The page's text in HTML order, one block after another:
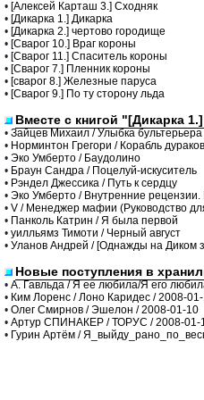
• [Алексей Карташ 3.] Сходняк
• [Дикарка 1.] Дикарка
• [Дикарка 2.] чертово городище
• [Сварог 10.] Враг короны
• [Сварог 11.] Спаситель короны
• [Сварог 7.] Пленник короны
• [сварог 8.] Железные паруса
• [Сварог 9.] По ту сторону льда
Вместе с книгой "[Дикарка
• Зайцев Михаил / Улыбка бультерьера
• Норминтон Грегори / Корабль дураков
• Эко Умберто / Баудолино
• Браун Сандра / Поцелуй-искуситель
• Рэндел Джессика / Путь к сердцу
• Эко Умберто / Внутренние рецензии.
• V / Менеджер мафии (Руководство
• Панколь Катрин / Я была первой
• уилльямз Тимоти / Черный август
• Уланов Андрей / [Однажды на Диком
Новые поступления в
• А. Гавльда / Я ее любила/Я его
• Ким Лоренс / Лоно Каридес / 2008-01-
• Олег Смирнов / Эшелон / 2008-01-10
• Артур СПИНАКЕР / ТОРУС / 2008-01-
• Гурин Артём /